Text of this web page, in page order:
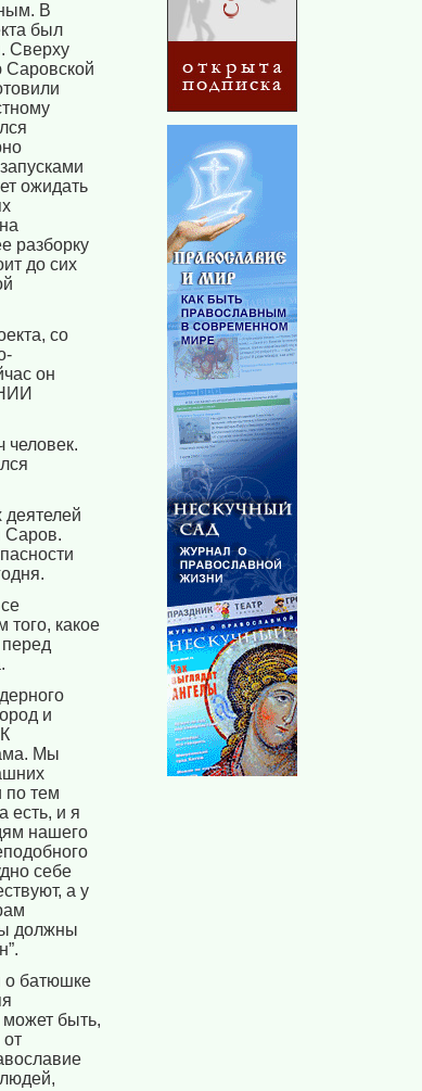
В
был
Сверху
Саровской
ожидать
разборку
до сих
со
он
человек.
деятелей
Саров.
какое
перед
и
Мы
по тем
есть, и я
нашего
себе
а у
должны
о батюшке
быть,